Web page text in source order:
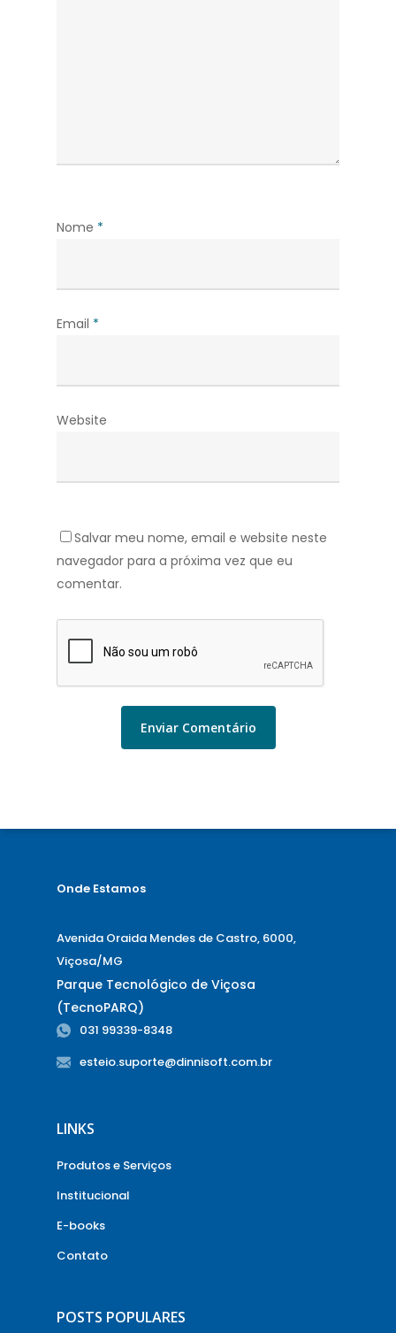
Nome *
Email *
Website
Salvar meu nome, email e website neste
navegador para a próxima vez que eu
comentar.
Onde Estamos
Avenida Oraida Mendes de Castro, 6000,
Viçosa/MG
Parque Tecnológico de Viçosa
(TecnoPARQ)
031 99339-8348
esteio.suporte@dinnisoft.com.br
LINKS
Produtos e Serviços
Institucional
E-books
Contato
POSTS POPULARES